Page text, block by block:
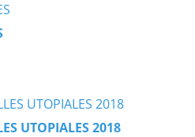
UTOPIALES 2018